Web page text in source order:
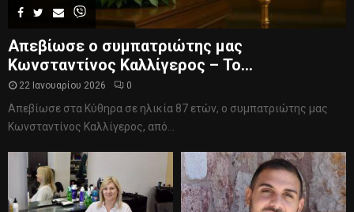
Απεβίωσε ο συμπατριώτης μας
Κωνσταντίνος Καλλίγερος – Το...
22 Ιανουαρίου 2026 0
Απεβίωσε στα Κύθηρα σε ηλικία 87 ετών, ο συμπατριώτης μας
Κωνσταντίνος Καλλίγερος, από...